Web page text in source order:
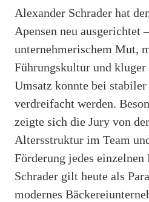
Alexander Schrader hat
Apensen neu ausgerichtet
unternehmerischem Mut,
Führungskultur und
Umsatz konnte bei
verdreifacht werden.
zeigte sich die Jury von
Altersstruktur im Team
Förderung jedes
Schrader gilt heute als
modernes